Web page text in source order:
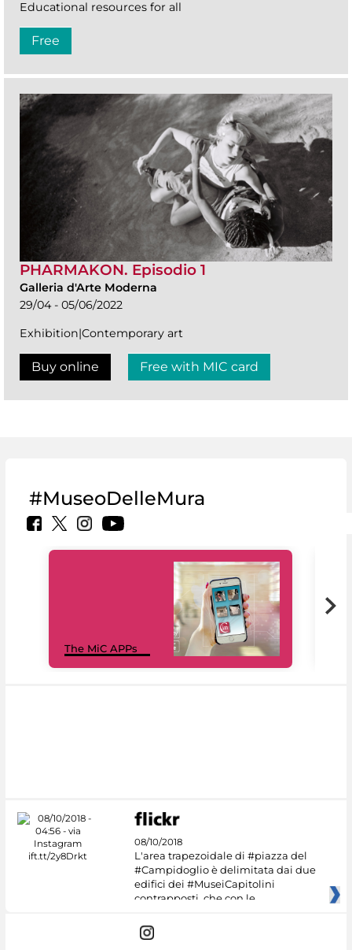
Educational resources for all
Free
PHARMAKON. Episodio 1
Galleria d'Arte Moderna
29/04 - 05/06/2022
Exhibition|Contemporary art
Buy online Free with MIC card
#MuseoDelleMura
The MiC APPs
08/10/2018
L'area trapezoidale di #piazza del
#Campidoglio è delimitata dai due
edifici dei #MuseiCapitolini
contrapposti, che con le